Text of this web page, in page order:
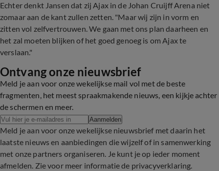
Echter denkt Jansen dat zij Ajax in de Johan Cruijff Arena niet
zomaar aan de kant zullen zetten. "Maar wij zijn in vorm en
zitten vol zelfvertrouwen. We gaan met ons plan daarheen en
het zal moeten blijken of het goed genoeg is om Ajax te
verslaan."
Ontvang onze nieuwsbrief
Meld je aan voor onze wekelijkse mail vol met de beste
fragmenten, het meest spraakmakende nieuws, een kijkje achter
de schermen en meer.
Aanmelden
Meld je aan voor onze wekelijkse nieuwsbrief met daarin het
laatste nieuws en aanbiedingen die wijzelf of in samenwerking
met onze partners organiseren. Je kunt je op ieder moment
afmelden. Zie voor meer informatie de privacyverklaring.